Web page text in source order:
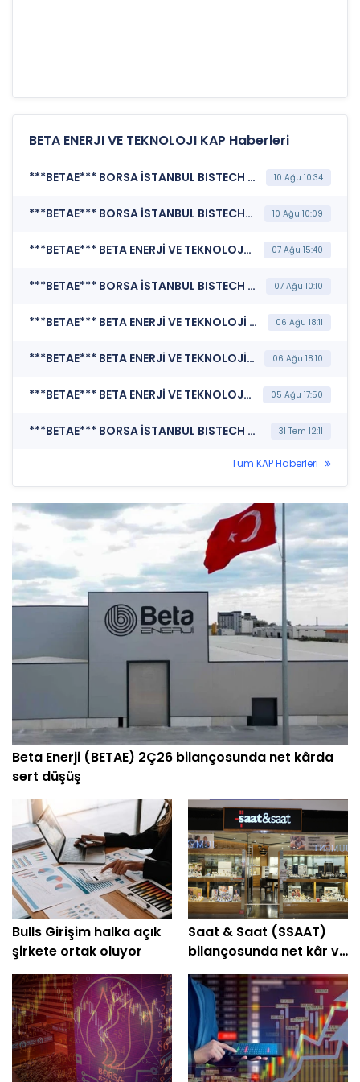
BETA ENERJI VE TEKNOLOJI KAP Haberleri
***BETAE*** BORSA İSTANBUL BISTECH DEVRE KESİCİ UYGULAMASI (Pay Bazında Devre Kesici Bildirimi) 10 Ağu 10:34
***BETAE*** BORSA İSTANBUL BISTECH DEVRE KESİCİ UYGULAMASI (Pay Bazında Devre Kesici Bildirimi) 10 Ağu 10:09
***BETAE*** BETA ENERJİ VE TEKNOLOJİ A.Ş. (Bağımsız Denetim Kuruluşunun Belirlenmesi) 07 Ağu 15:40
***BETAE*** BORSA İSTANBUL BISTECH DEVRE KESİCİ UYGULAMASI (Pay Bazında Devre Kesici Bildirimi) 07 Ağu 10:10
***BETAE*** BETA ENERJİ VE TEKNOLOJİ A.Ş. (Şirket Genel Bilgi Formu) 06 Ağu 18:11
***BETAE*** BETA ENERJİ VE TEKNOLOJİ A.Ş. (Özel Durum Açıklaması (Genel)) 06 Ağu 18:10
***BETAE*** BETA ENERJİ VE TEKNOLOJİ A.Ş. (Şirket Genel Bilgi Formu) 05 Ağu 17:50
***BETAE*** BORSA İSTANBUL BISTECH DEVRE KESİCİ UYGULAMASI (Pay Bazında Devre Kesici Bildirimi) 31 Tem 12:11
Tüm KAP Haberleri
Beta Enerji (BETAE) 2Ç26 bilançosunda net kârda
sert düşüş
Bulls Girişim halka açık
şirkete ortak oluyor
Saat & Saat (SSAAT)
bilançosunda net kâr ve
hasılatta artış